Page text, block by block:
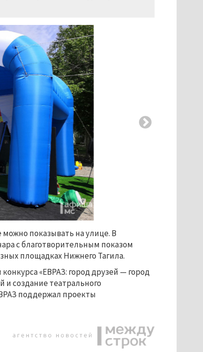
можно показывать на улице. В
с благотворительным показом
площадках Нижнего Тагила.
«ЕВРАЗ: город друзей — город
и создание театрального
поддержал проекты